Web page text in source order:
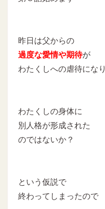
昨日は父からの
過度な愛情や期待が
わたくしへの虐待になり
わたくしの身体に
別人格が形成された
のではないか？
という仮説で
終わってしまったので